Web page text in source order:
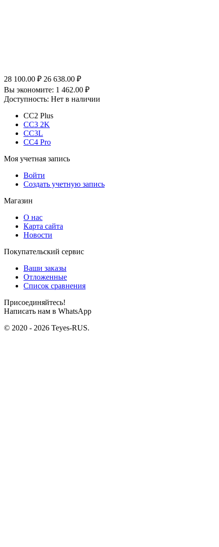
28 100.00 ₽ 26 638.00 ₽
Вы экономите: 1 462.00 ₽
Доступность: Нет в наличии
CC2 Plus
CC3 2K
CC3L
CC4 Pro
Моя учетная запись
Войти
Создать учетную запись
Магазин
О нас
Карта сайта
Новости
Покупательский сервис
Ваши заказы
Отложенные
Список сравнения
Присоединяйтесь!
Написать нам в WhatsApp
© 2020 - 2026 Teyes-RUS.